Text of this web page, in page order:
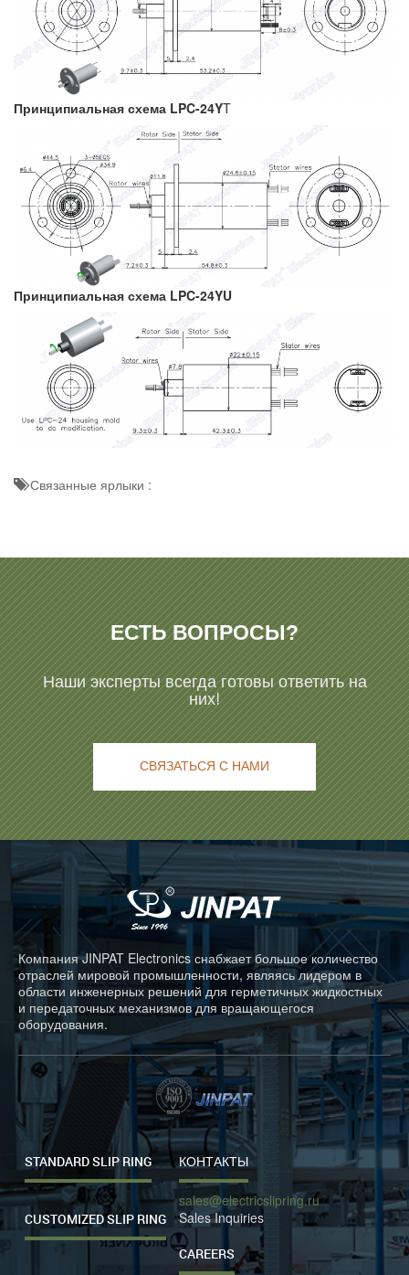
Принципиальная схема LPC-24YT
Принципиальная схема LPC-24YU
Связанные ярлыки :
ЕСТЬ ВОПРОСЫ?
Наши эксперты всегда готовы ответить на
них!
СВЯЗАТЬСЯ С НАМИ
Компания JINPAT Electronics снабжает большое количество
отраслей мировой промышленности, являясь лидером в
области инженерных решений для герметичных жидкостных
и передаточных механизмов для вращающегося
оборудования.
STANDARD SLIP RING
CUSTOMIZED SLIP RING
КОНТАКТЫ
sales@electricslipring.ru
Sales Inquiries
CAREERS